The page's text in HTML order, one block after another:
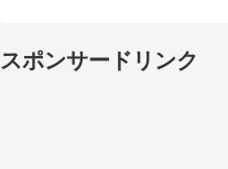
スポンサードリンク